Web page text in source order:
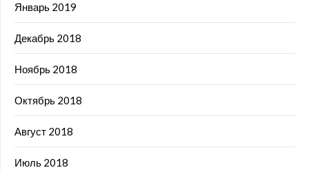
Январь 2019
Декабрь 2018
Ноябрь 2018
Октябрь 2018
Август 2018
Июль 2018